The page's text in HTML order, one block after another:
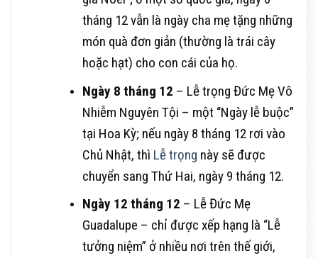
tháng 12 vẫn là ngày cha mẹ tặng những
món quà đơn giản (thường là trái cây
hoặc hạt) cho con cái của họ.
Ngày 8 tháng 12 – Lễ trọng Đức Mẹ Vô
Nhiễm Nguyên Tội – một “Ngày lễ buộc”
tại Hoa Kỳ; nếu ngày 8 tháng 12 rơi vào
Chủ Nhật, thì Lễ trọng này sẽ được
chuyển sang Thứ Hai, ngày 9 tháng 12.
Ngày 12 tháng 12 – Lễ Đức Mẹ
Guadalupe – chỉ được xếp hạng là “Lễ
tưởng niệm” ở nhiều nơi trên thế giới,